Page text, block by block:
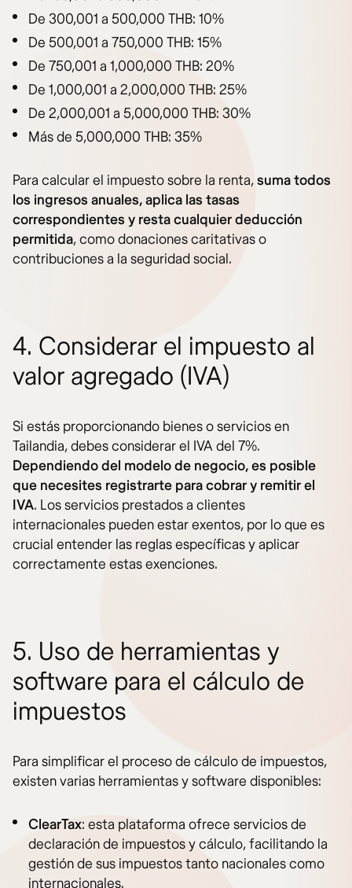
De 300,001 a 500,000 THB: 10%
De 500,001 a 750,000 THB: 15%
De 750,001 a 1,000,000 THB: 20%
De 1,000,001 a 2,000,000 THB: 25%
De 2,000,001 a 5,000,000 THB: 30%
Más de 5,000,000 THB: 35%
Para calcular el impuesto sobre la renta,suma todos
los ingresos anuales, aplica las tasas
correspondientes y resta cualquier deducción
permitida, como donaciones caritativas o
contribuciones a la seguridad social.
4. Considerar el impuesto al
valor agregado (IVA)
Si estás proporcionando bienes o servicios en
Tailandia, debes considerar el IVA del 7%.
Dependiendo del modelo de negocio, es posible
que necesites registrarte para cobrar y remitir el
IVA. Los servicios prestados a clientes
internacionales pueden estar exentos, por lo que es
crucial entender las reglas específicas y aplicar
correctamente estas exenciones.
5. Uso de herramientas y
software para el cálculo de
impuestos
Para simplificar el proceso de cálculo de impuestos,
existen varias herramientas y software disponibles:
ClearTax: esta plataforma ofrece servicios de
declaración de impuestos y cálculo, facilitando la
gestión de sus impuestos tanto nacionales como
internacionales.